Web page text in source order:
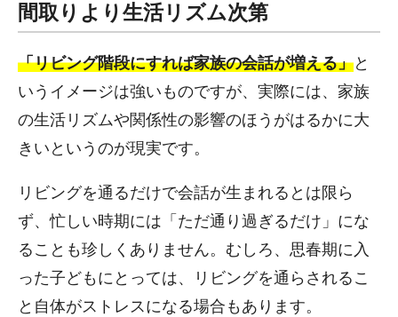
間取りより生活リズム次第
「リビング階段にすれば家族の会話が増える」と
いうイメージは強いものですが、実際には、家族
の生活リズムや関係性の影響のほうがはるかに大
きいというのが現実です。
リビングを通るだけで会話が生まれるとは限ら
ず、忙しい時期には「ただ通り過ぎるだけ」にな
ることも珍しくありません。むしろ、思春期に入
った子どもにとっては、リビングを通らされるこ
と自体がストレスになる場合もあります。